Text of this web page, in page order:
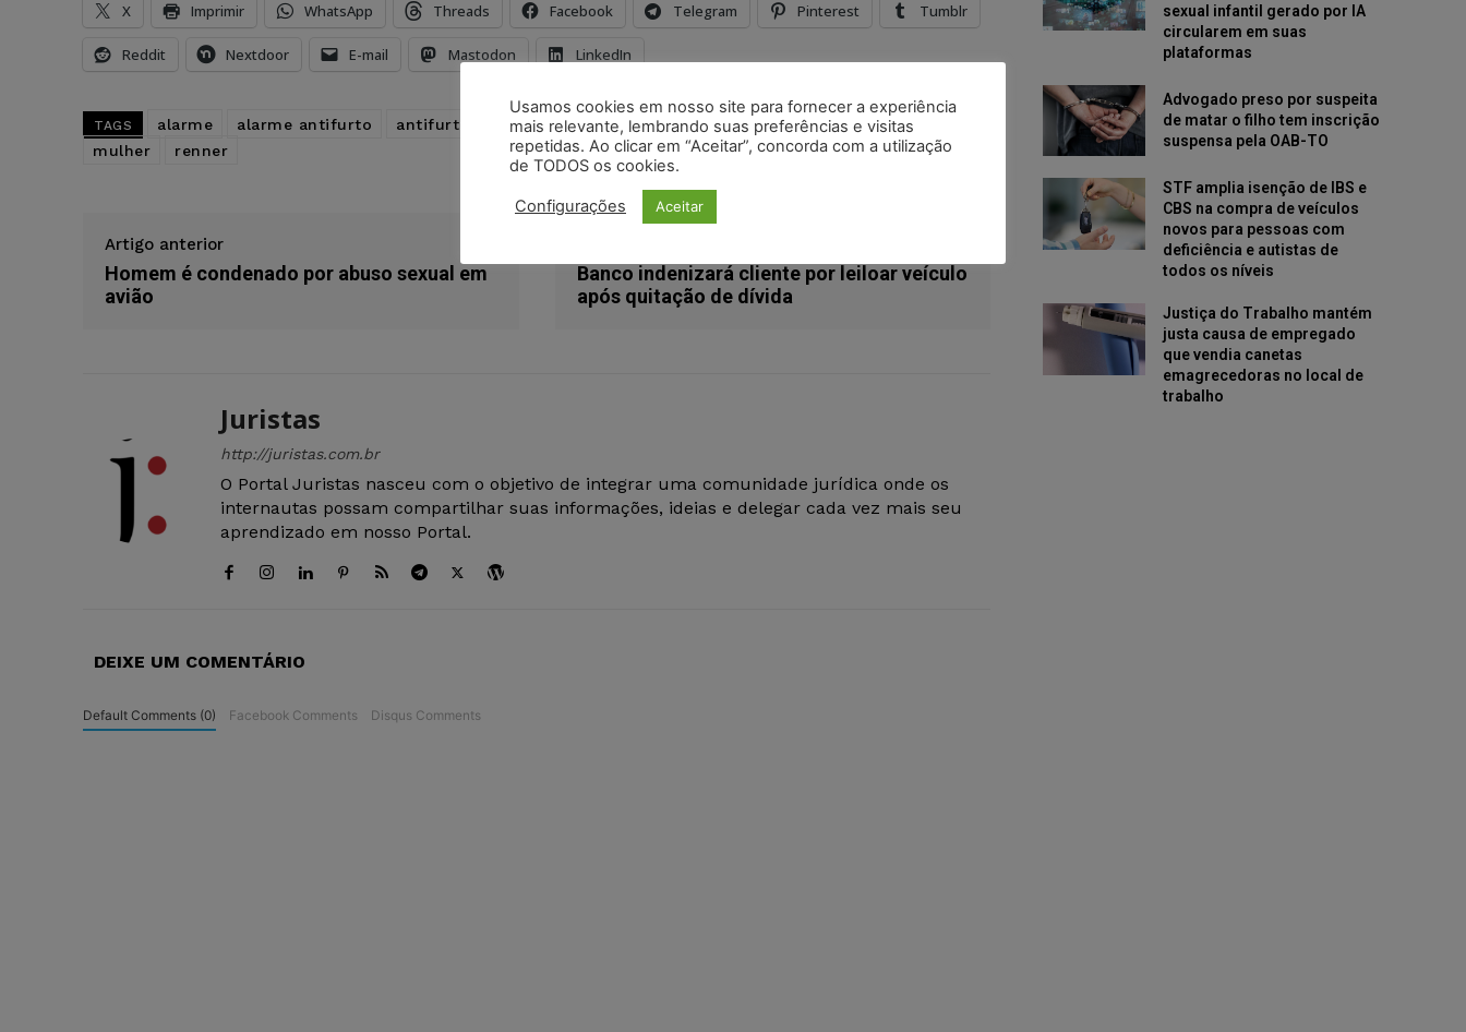
X Imprimir WhatsApp Threads Facebook Telegram Pinterest Tumblr
Reddit Nextdoor E-mail Mastodon LinkedIn
TAGS alarme alarme antifurto antifurto cliente Danos morais Indenização
lojas renner
mulher
renner
Artigo anterior
Homem é condenado por abuso sexual em
avião
Banco indenizará cliente por leiloar veículo
após quitação de dívida
Juristas
http://juristas.com.br
O Portal Juristas nasceu com o objetivo de integrar uma comunidade jurídica onde os
internautas possam compartilhar suas informações, ideias e delegar cada vez mais seu
aprendizado em nosso Portal.
DEIXE UM COMENTÁRIO
Default Comments (0) Facebook Comments Disqus Comments
sexual infantil gerado por IA
circularem em suas
plataformas
Advogado preso por suspeita
de matar o filho tem inscrição
suspensa pela OAB-TO
STF amplia isenção de IBS e
CBS na compra de veículos
novos para pessoas com
deficiência e autistas de
todos os níveis
Justiça do Trabalho mantém
justa causa de empregado
que vendia canetas
emagrecedoras no local de
trabalho
Usamos cookies em nosso site para fornecer a experiência
mais relevante, lembrando suas preferências e visitas
repetidas. Ao clicar em “Aceitar”, concorda com a utilização
de TODOS os cookies.
Configurações Aceitar